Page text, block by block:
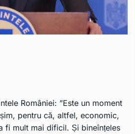
României: ”Este un moment
pentru că, altfel, economic,
fi mult mai dificil. Și bineînțeles